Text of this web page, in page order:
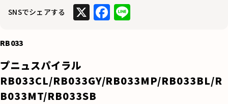
SNSでシェアする X F
b
Li
RB033
プニュスパイラル
RB033CL/RB033GY/RB033MP/RB033BL/R
B033MT/RB033SB